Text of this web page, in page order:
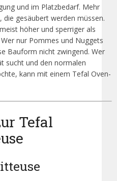
und im Platzbedarf. Mehr
gesäubert werden müssen.
höher und sperriger als
nur Pommes und Nuggets
Bauform nicht zwingend. Wer
sucht und den normalen
kann mit einem Tefal Oven-
Tefal